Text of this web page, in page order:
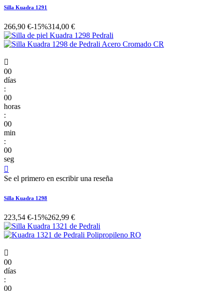
Silla Kuadra 1291
266,90 €-15%314,00 €

00
días
:
00
horas
:
00
min
:
00
seg

Se el primero en escribir una reseña
Silla Kuadra 1298
223,54 €-15%262,99 €

00
días
:
00